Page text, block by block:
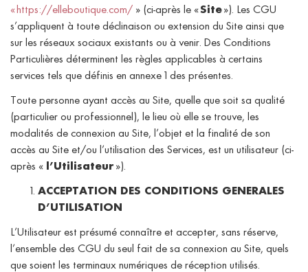
« https://elleboutique.com/ » (ci-après le «Site»). Les CGU
s’appliquent à toute déclinaison ou extension du Site ainsi que
sur les réseaux sociaux existants ou à venir. Des Conditions
Particulières déterminent les règles applicables à certains
services tels que définis en annexe 1 des présentes.
Toute personne ayant accès au Site, quelle que soit sa qualité
(particulier ou professionnel), le lieu où elle se trouve, les
modalités de connexion au Site, l’objet et la finalité de son
accès au Site et/ou l’utilisation des Services, est un utilisateur (ci-
après « l’Utilisateur »).
ACCEPTATION DES CONDITIONS GENERALES
D’UTILISATION
L’Utilisateur est présumé connaître et accepter, sans réserve,
l’ensemble des CGU du seul fait de sa connexion au Site, quels
que soient les terminaux numériques de réception utilisés.